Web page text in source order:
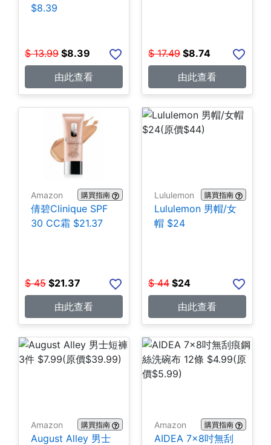
$8.39
$ 13.99 $8.39
由此查看
$ 17.49 $8.74
由此查看
Amazon 購買指南
倩碧Clinique SPF
30 CC霜 $21.37
$ 45 $21.37
由此查看
Lululemon 購買指南
Lululemon 男帽/女
帽 $24
$ 44 $24
由此查看
Amazon 購買指南
August Alley 男士
Amazon 購買指南
AIDEA 7×8吋無刮